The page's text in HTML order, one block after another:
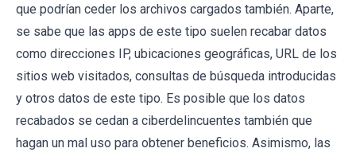
que podrían ceder los archivos cargados también. Aparte,
se sabe que las apps de este tipo suelen recabar datos
como direcciones IP, ubicaciones geográficas, URL de los
sitios web visitados, consultas de búsqueda introducidas
y otros datos de este tipo. Es posible que los datos
recabados se cedan a ciberdelincuentes también que
hagan un mal uso para obtener beneficios. Asimismo, las